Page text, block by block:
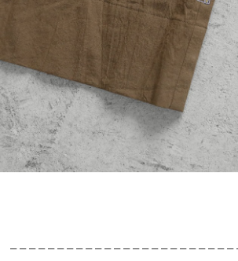
– – – – – – – – – – – – – – – – – – – – – – – –